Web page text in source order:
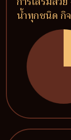
น้ำทุกชนิด กิ